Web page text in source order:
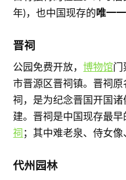
年)，也中国现存的唯一
晋祠
公园免费开放，博物馆门
市晋源区晋祠镇。晋祠
祠，是为纪念晋国开国
建。晋祠是中国现存最
祠 ；其中难老泉、侍女像
代州园林